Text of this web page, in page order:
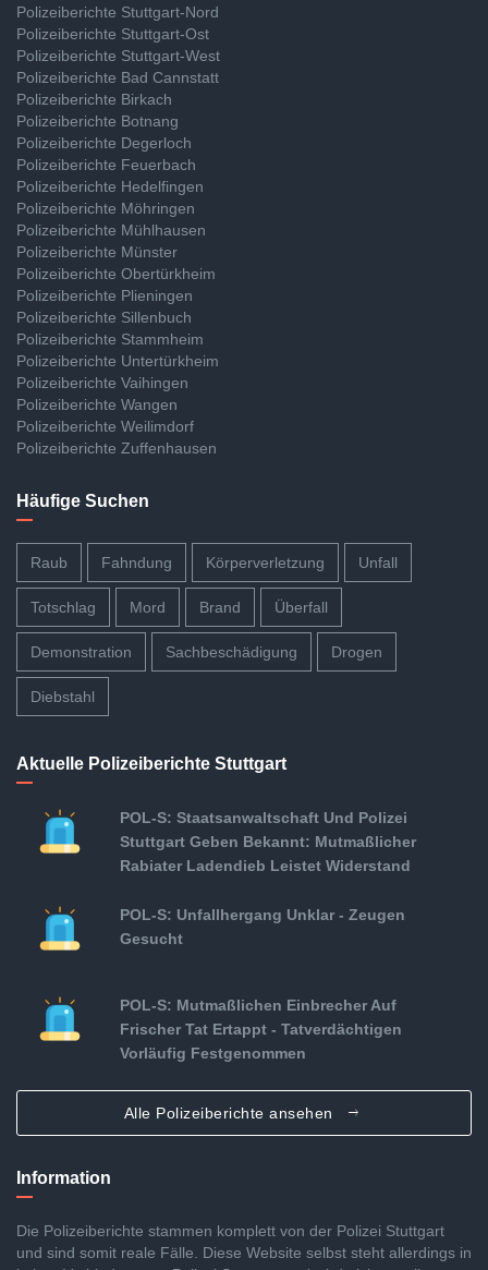
Polizeiberichte Stuttgart-Nord
Polizeiberichte Stuttgart-Ost
Polizeiberichte Stuttgart-West
Polizeiberichte Bad Cannstatt
Polizeiberichte Birkach
Polizeiberichte Botnang
Polizeiberichte Degerloch
Polizeiberichte Feuerbach
Polizeiberichte Hedelfingen
Polizeiberichte Möhringen
Polizeiberichte Mühlhausen
Polizeiberichte Münster
Polizeiberichte Obertürkheim
Polizeiberichte Plieningen
Polizeiberichte Sillenbuch
Polizeiberichte Stammheim
Polizeiberichte Untertürkheim
Polizeiberichte Vaihingen
Polizeiberichte Wangen
Polizeiberichte Weilimdorf
Polizeiberichte Zuffenhausen
Häufige Suchen
Raub Fahndung Körperverletzung Unfall
Totschlag Mord Brand Überfall
Demonstration Sachbeschädigung Drogen
Diebstahl
Aktuelle Polizeiberichte Stuttgart
POL-S: Staatsanwaltschaft Und Polizei
Stuttgart Geben Bekannt: Mutmaßlicher
Rabiater Ladendieb Leistet Widerstand
POL-S: Unfallhergang Unklar - Zeugen
Gesucht
POL-S: Mutmaßlichen Einbrecher Auf
Frischer Tat Ertappt - Tatverdächtigen
Vorläufig Festgenommen
Alle Polizeiberichte ansehen
Information
Die Polizeiberichte stammen komplett von der Polizei Stuttgart
und sind somit reale Fälle. Diese Website selbst steht allerdings in